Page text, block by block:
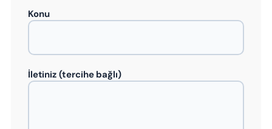
Konu
İletiniz (tercihe bağlı)